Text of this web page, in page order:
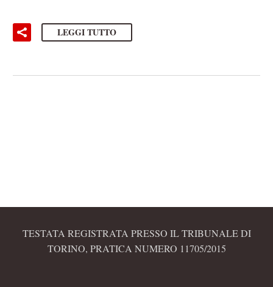
LEGGI TUTTO
TESTATA REGISTRATA PRESSO IL TRIBUNALE DI
TORINO, PRATICA NUMERO 11705/2015